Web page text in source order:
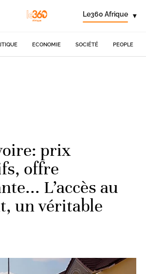
Le360 Afrique ▾
ECONOMIE SOCIÉTÉ PEOPLE
prix
offre
L’accès au
un véritable